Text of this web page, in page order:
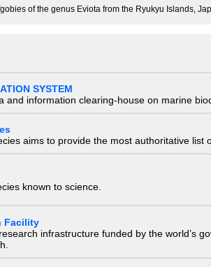
of the genus Eviota from the Ryukyu Islands,
SYSTEM
and information clearing-house on marine
aims to provide the most authoritative list
known to science.
Facility
infrastructure funded by the world’s